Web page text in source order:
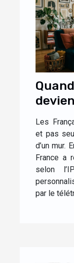
Les
et pas
d’un mur.
France a
selon
par le